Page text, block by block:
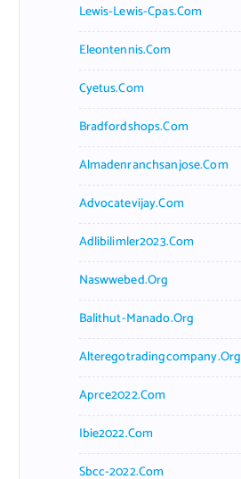
Lewis-Lewis-Cpas.com
Eleontennis.com
Cyetus.com
Bradfordshops.com
Almadenranchsanjose.com
Advocatevijay.com
Adlibilimler2023.com
Naswwebed.org
Balithut-Manado.org
Alteregotradingcompany.org
Aprce2022.com
Ibie2022.com
Sbcc-2022.com